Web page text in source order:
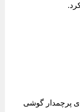
پرچمدار گوشی